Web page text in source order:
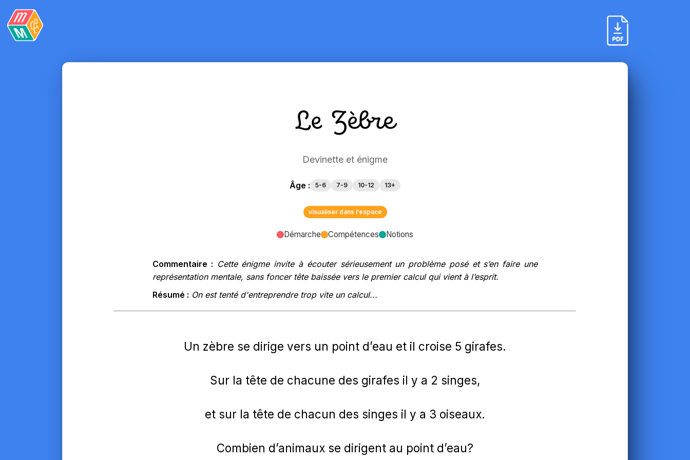
Le Zèbre
Devinette et énigme
Âge : 5-6 7-9 10-12 13+
visualiser dans l’espace
Démarche Compétences Notions
Commentaire : Cette énigme invite à écouter sérieusement un problème posé et s’en faire une
représentation mentale, sans foncer tête baissée vers le premier calcul qui vient à l’esprit.
Résumé : On est tenté d'entreprendre trop vite un calcul...
Un zèbre se dirige vers un point d’eau et il croise 5 girafes.
Sur la tête de chacune des girafes il y a 2 singes,
et sur la tête de chacun des singes il y a 3 oiseaux.
Combien d’animaux se dirigent au point d’eau?